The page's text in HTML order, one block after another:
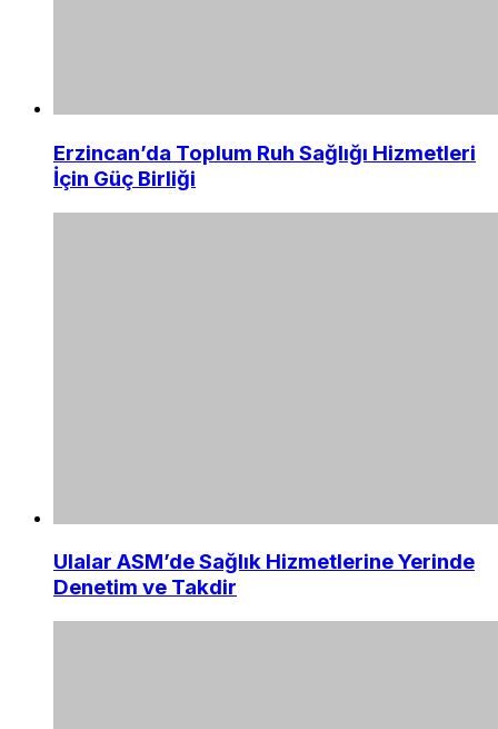
Erzincan’da Toplum Ruh Sağlığı Hizmetleri
İçin Güç Birliği
Ulalar ASM’de Sağlık Hizmetlerine Yerinde
Denetim ve Takdir